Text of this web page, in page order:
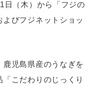
日（木）から「フジの
よびフジネットショッ
児島県産のうなぎを
こだわりのじっくり